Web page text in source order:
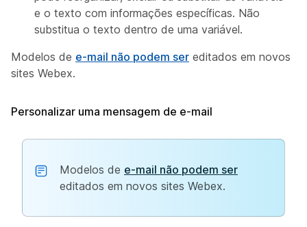
e o texto com informações específicas. Não
substitua o texto dentro de uma variável.
Modelos de e-mail não podem ser editados em novos
sites Webex.
Personalizar uma mensagem de e-mail
Modelos de e-mail não podem ser
editados em novos sites Webex.